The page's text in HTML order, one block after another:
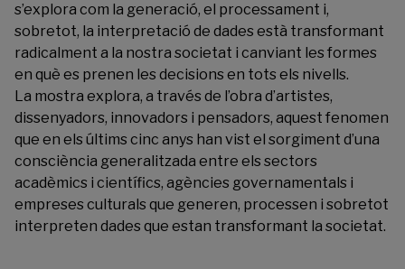
s’explora com la generació, el processament i,
sobretot, la interpretació de dades està transformant
radicalment a la nostra societat i canviant les formes
en què es prenen les decisions en tots els nivells.
La mostra explora, a través de l’obra d’artistes,
dissenyadors, innovadors i pensadors, aquest fenomen
que en els últims cinc anys han vist el sorgiment d’una
consciència generalitzada entre els sectors
acadèmics i científics, agències governamentals i
empreses culturals que generen, processen i sobretot
interpreten dades que estan transformant la societat.